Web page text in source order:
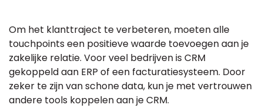
Om het klanttraject te verbeteren, moeten alle
touchpoints een positieve waarde toevoegen aan je
zakelijke relatie. Voor veel bedrijven is CRM
gekoppeld aan ERP of een facturatiesysteem. Door
zeker te zijn van schone data, kun je met vertrouwen
andere tools koppelen aan je CRM.